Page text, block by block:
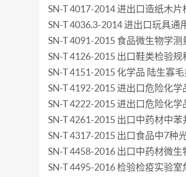
SN-T 4017-2014 进出口造纸木
SN-T 4036.3-2014 进出口玩具
SN-T 4091-2015 食品微生物学
SN-T 4126-2015 出口鞋类检验规
SN-T 4151-2015 化学品 陆生寡
SN-T 4192-2015 进出口危险化
SN-T 4222-2015 进出口危险化
SN-T 4261-2015 出口中药材中
SN-T 4317-2015 出口食品中7种
SN-T 4458-2016 出口中药材微生
SN-T 4495-2016 检验检疫实验